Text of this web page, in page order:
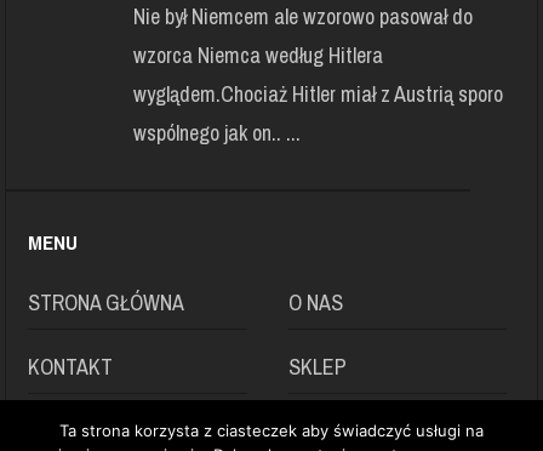
Nie był Niemcem ale wzorowo pasował do
wzorca Niemca według Hitlera
wyglądem.Chociaż Hitler miał z Austrią sporo
wspólnego jak on.. ...
MENU
STRONA GŁÓWNA O NAS
KONTAKT SKLEP
POLITYKA
Ta strona korzysta z ciasteczek aby świadczyć usługi na